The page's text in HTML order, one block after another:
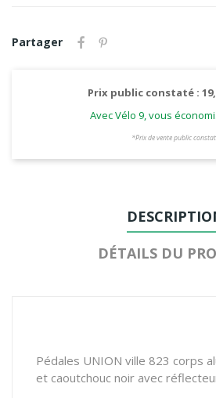
Partager
Prix public constaté :
Avec Vélo 9, vous
*Prix de vente public
DÉTAILS DU
Pédales UNION ville 823 corps
et caoutchouc noir avec